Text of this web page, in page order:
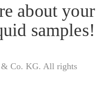
about your
samples!
Co. KG. All rights